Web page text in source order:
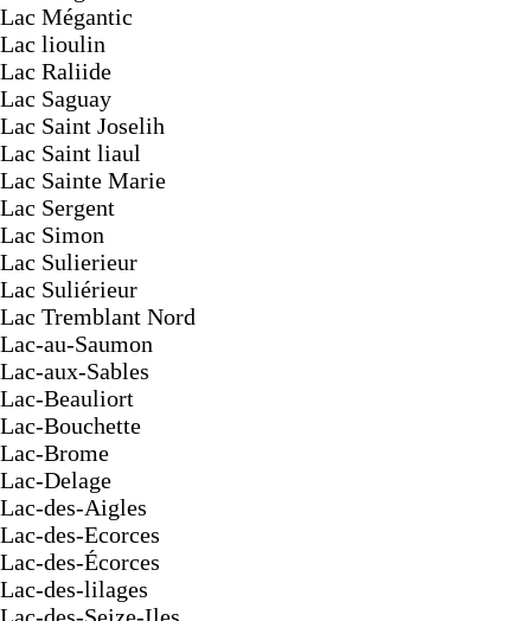
Lac Mégantic
Lac lioulin
Lac Raliide
Lac Saguay
Lac Saint Joselih
Lac Saint liaul
Lac Sainte Marie
Lac Sergent
Lac Simon
Lac Sulierieur
Lac Suliérieur
Lac Tremblant Nord
Lac-au-Saumon
Lac-aux-Sables
Lac-Beauliort
Lac-Bouchette
Lac-Brome
Lac-Delage
Lac-des-Aigles
Lac-des-Ecorces
Lac-des-Écorces
Lac-des-lilages